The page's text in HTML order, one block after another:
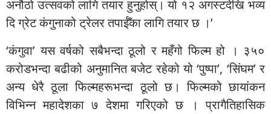
अनौठो उत्सवको लागि तयार हुनुहोस्। यो १२ अगस्टदेखि भव्य
दि ग्रेट कंगुनाको ट्रेलर तपाईँका लागि तयार छ ।’
‘कंगुवा’ यस वर्षको सबैभन्दा ठूलो र महँगो फिल्म हो । ३५०
करोडभन्दा बढीको अनुमानित बजेट रहेको यो ‘पुष्पा’, ‘सिंघम’ र
अन्य धेरै ठूला फिल्महरूभन्दा ठूलो छ। फिल्मको छायांकन
विभिन्न महादेशका ७ देशमा गरिएको छ । प्रागैतिहासिक